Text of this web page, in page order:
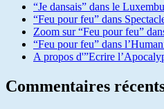
“Je dansais” dans le
“Feu pour feu” dans
Zoom sur “Feu pour feu”
“Feu pour feu” dans
A propos d'”Ecrire
Commentaires